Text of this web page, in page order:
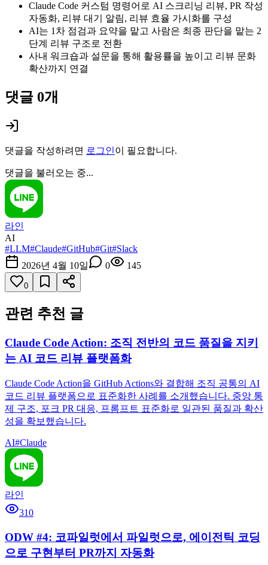
Claude Code 커스텀 명령어로 AI 스크리닝 리뷰, PR 작성
자동화, 리뷰 대기 알림, 리뷰 효율 가시화를 구성
AI는 1차 점검과 요약을 맡고 사람은 최종 판단을 맡는 2
단계 리뷰 구조로 전환
사내 워크숍과 설문을 통해 활용률을 높이고 리뷰 문화
확산까지 연결
댓글 0개
댓글을 작성하려면 로그인이 필요합니다.
댓글을 불러오는 중...
라인
AI
#LLM#Claude#GitHub#Git#Slack
2026년 4월 10일
0 145
0
관련 추천 글
Claude Code Action: 조직 전반의 코드 품질을 지키
는 AI 코드 리뷰 플랫폼화
Claude Code Action을 GitHub Actions와 결합해 조직 공통의 AI
코드 리뷰 플랫폼으로 표준화한 사례를 소개했습니다. 중앙 통
제 구조, 포크 PR 대응, 프롬프트 표준화로 일관된 품질과 확산
성을 확보했습니다.
AI#Claude
라인
310
ODW #4: 코파일럿에서 파일럿으로, 에이전틱 코딩
으로 구현부터 PR까지 자동화